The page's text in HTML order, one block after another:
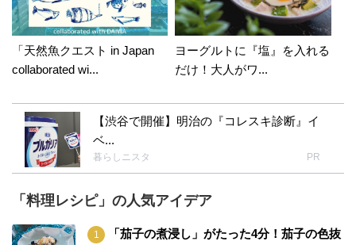
「天然魚クエスト in Japan
collaborated wi...
ヨーグルトに『塩』を入れる
だけ！大人がワ...
【渋谷で開催】明治の『コレスキ診断』イ
ベ...
暮らしニスタ PR
「料理レシピ」の人気アイデア
「茄子の煮浸し」がたった4分！茄子の色抜